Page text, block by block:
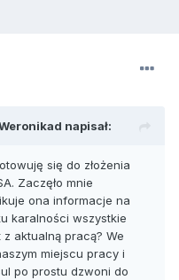
napisał:
się do złożenia
Zaczęło mnie
ona informacje na
karalności wszystkie
aktualną pracą? We
miejscu pracy i
po prostu dzwoni do